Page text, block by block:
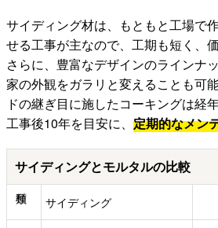
サイディング材は、もともと工場で
せる工事が主なので、工期も短く、
さらに、豊富なデザインのラインナ
家の外観をガラリと変えることも可
ドの継ぎ目に施したコーキングは経
工事後10年を目安に、 定期的なメン
サイディングとモルタルの比較
サイディング